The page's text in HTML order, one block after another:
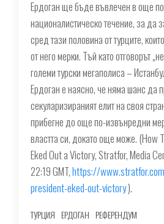
Ердоган ще бъде въвлечен в още
националистическо течение, за да
сред тази половина от турците,
от него мерки. Тъй като отговорът
големи турски мегаполиса –
Ердоган е наясно, че няма шанс да
секуларизираният елит на своя
прибегне до още по-извънредни
властта си, докато още може. (How
Eked Out a Victory, Stratfor, Media
22:19 GMT,https://
president-eked-out-victory).
ТУРЦИЯ ЕРДОГАН РЕФЕРЕНДУМ